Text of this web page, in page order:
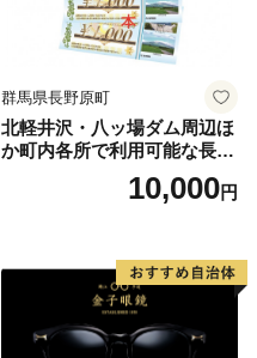
群馬県長野原町
北軽井沢・八ッ場ダム周辺ほ
か町内各所で利用可能な長野
原町ふるさと感謝券（3,000
円分）【トラベル 観光 旅行
10,000円